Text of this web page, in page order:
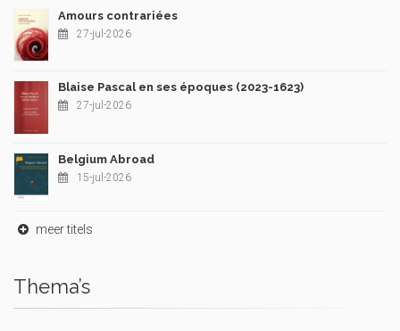
Amours contrariées
27-jul-2026
Blaise Pascal en ses époques (2023-1623)
27-jul-2026
Belgium Abroad
15-jul-2026
meer titels
Thema’s